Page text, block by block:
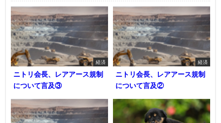
経済
ニトリ会長、レアアース規制
について言及③
経済
ニトリ会長、レアアース規制
について言及②